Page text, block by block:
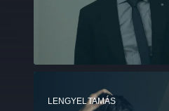
LENGYEL TAMÁS